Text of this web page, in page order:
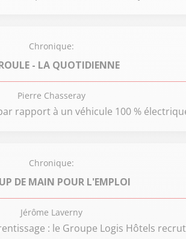
Chronique:
- LA QUOTIDIENNE
Pierre Chasseray
rapport à un véhicule 100 %
Chronique:
DE MAIN POUR L'EMPLOI
Jérôme Laverny
: le Groupe Logis Hôtels